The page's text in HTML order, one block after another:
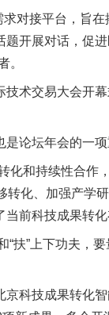
对接平台，旨
开展对话，促
。
术交易大会开
论坛年会的一项
和持续性合作
化、加强产学
前科技成果转化
扶”上下功夫，
技成果转化智